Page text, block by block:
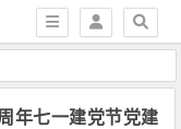
年七一建党节党建